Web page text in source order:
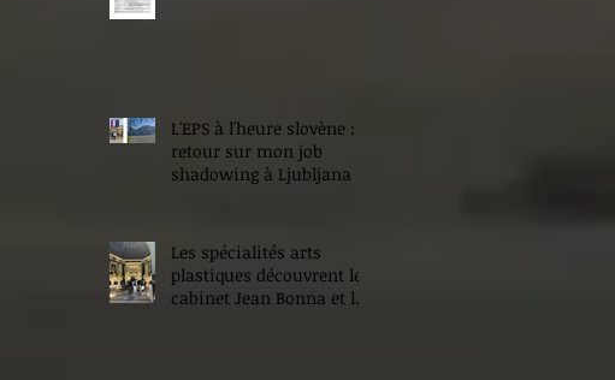
L'EPS à l'heure slovène :
retour sur mon job
shadowing à Ljubljana
Les spécialités arts
plastiques découvrent le
cabinet Jean Bonna et les